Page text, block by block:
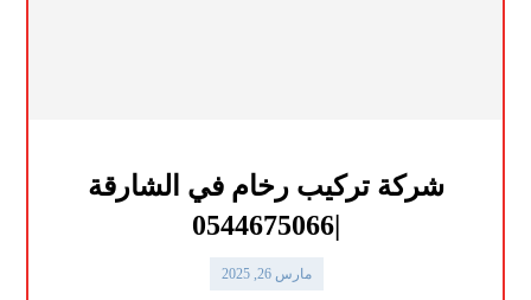
شركة تركيب رخام في الشارقة
|0544675066
مارس 26, 2025